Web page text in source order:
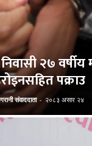
२७
पक्राउ
संवाददाता - २०८३ असार २४